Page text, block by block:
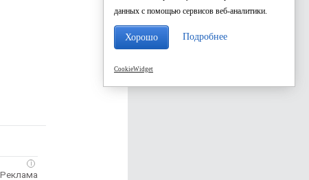
i
данных с помощью сервисов веб-аналитики.
Хорошо Подробнее
CookieWidget